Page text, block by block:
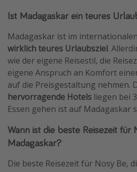
Ist Madagaskar ein teures
Madagaskar ist im
wirklich teures Urlaubsziel.
wie der eigene Reisestil, die
eigene Anspruch an Komfort
auf die Preisgestaltung nehmen.
hervorragende Hotels liegen bei
Essen gehen ist auf Madagaskar
Wann ist die beste Reisezeit für
Madagaskar?
Die beste Reisezeit für Nosy Be,